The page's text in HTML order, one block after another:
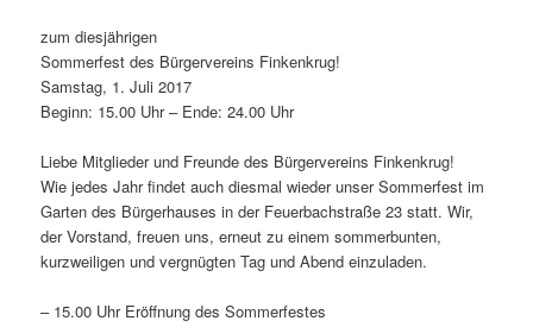
zum diesjährigen
Sommerfest des Bürgervereins Finkenkrug!
Samstag, 1. Juli 2017
Beginn: 15.00 Uhr – Ende: 24.00 Uhr
Liebe Mitglieder und Freunde des Bürgervereins Finkenkrug!
Wie jedes Jahr findet auch diesmal wieder unser Sommerfest im
Garten des Bürgerhauses in der Feuerbachstraße 23 statt. Wir,
der Vorstand, freuen uns, erneut zu einem sommerbunten,
kurzweiligen und vergnügten Tag und Abend einzuladen.
– 15.00 Uhr Eröffnung des Sommerfestes